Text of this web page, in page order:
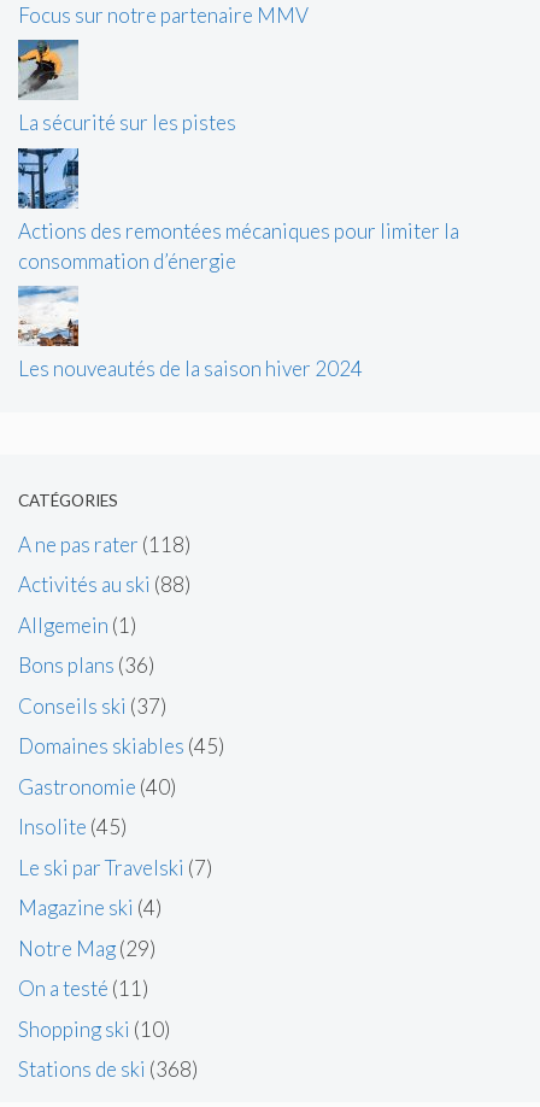
Focus sur notre partenaire MMV
La sécurité sur les pistes
Actions des remontées mécaniques pour limiter la
consommation d’énergie
Les nouveautés de la saison hiver 2024
CATÉGORIES
A ne pas rater (118)
Activités au ski (88)
Allgemein (1)
Bons plans (36)
Conseils ski (37)
Domaines skiables (45)
Gastronomie (40)
Insolite (45)
Le ski par Travelski (7)
Magazine ski (4)
Notre Mag(29)
On a testé (11)
Shopping ski (10)
Stations de ski (368)